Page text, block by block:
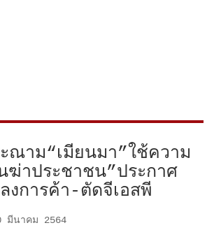
ณาม“เมียนมา”ใช้ความ
ฆ่าประชาชน”ประกาศ
งการค้า-ตัดจีเอสพี
มีนาคม 2564